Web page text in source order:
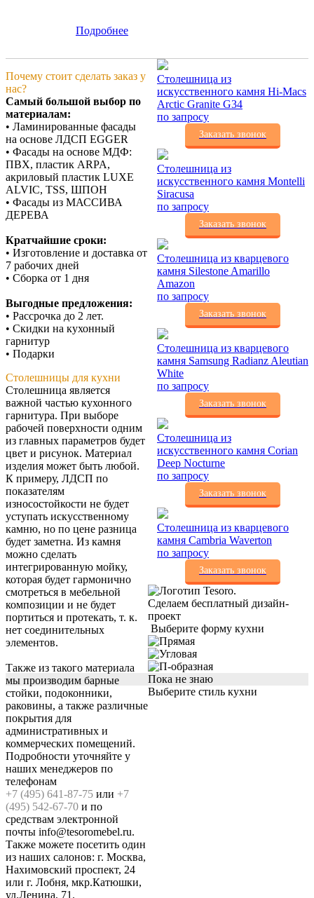
Подробнее
Почему стоит сделать заказ у
нас?
Самый большой выбор по
материалам:
• Ламинированные фасады
на основе ЛДСП EGGER
• Фасады на основе МДФ:
ПВХ, пластик ARPA,
акриловый пластик LUXE
ALVIC, TSS, ШПОН
• Фасады из МАССИВА
ДЕРЕВА
Кратчайшие сроки:
• Изготовление и доставка от
7 рабочих дней
• Сборка от 1 дня
Выгодные предложения:
• Рассрочка до 2 лет.
• Скидки на кухонный
гарнитур
• Подарки
Столешницы для кухни
Столешница является
важной частью кухонного
гарнитура. При выборе
рабочей поверхности одним
из главных параметров будет
цвет и рисунок. Материал
изделия может быть любой.
К примеру, ЛДСП по
показателям
износостойкости не будет
уступать искусственному
камню, но по цене разница
будет заметна. Из камня
можно сделать
интегрированную мойку,
которая будет гармонично
смотреться в мебельной
композиции и не будет
портиться и протекать, т. к.
нет соединительных
элементов.
Также из такого материала
мы производим барные
стойки, подоконники,
раковины, а также различные
покрытия для
административных и
коммерческих помещений.
Подробности уточняйте у
наших менеджеров по
телефонам
+7 (495) 641-87-75 или +7
(495) 542-67-70 и по
средствам электронной
почты info@tesoromebel.ru.
Также можете посетить один
из наших салонов: г. Москва,
Нахимовский проспект, 24
или г. Лобня, мкр.Катюшки,
ул.Ленина, 71.
Столешница из
искусственного камня Hi-Macs
Arctic Granite G34
по запросу
Заказать звонок
Столешница из
искусственного камня Montelli
Siracusa
по запросу
Заказать звонок
Столешница из кварцевого
камня Silestone Amarillo
Amazon
по запросу
Заказать звонок
Столешница из кварцевого
камня Samsung Radianz Aleutian
White
по запросу
Заказать звонок
Столешница из
искусственного камня Corian
Deep Nocturne
по запросу
Заказать звонок
Столешница из кварцевого
камня Cambria Waverton
по запросу
Заказать звонок
Сделаем бесплатный дизайн-
проект
Выберите форму кухни
Пока не знаю
Выберите стиль кухни